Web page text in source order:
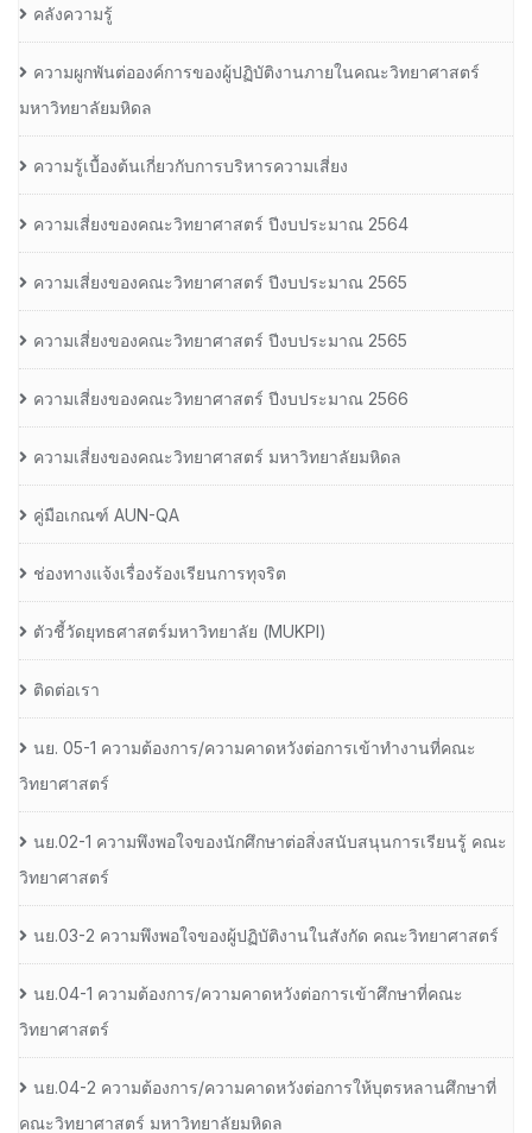
คลังความรู้
ความผูกพันต่อองค์การของผู้ปฏิบัติงานภายในคณะวิทยาศาสตร์
มหาวิทยาลัยมหิดล
ความรู้เบื้องต้นเกี่ยวกับการบริหารความเสี่ยง
ความเสี่ยงของคณะวิทยาศาสตร์ ปีงบประมาณ 2564
ความเสี่ยงของคณะวิทยาศาสตร์ ปีงบประมาณ 2565
ความเสี่ยงของคณะวิทยาศาสตร์ ปีงบประมาณ 2565
ความเสี่ยงของคณะวิทยาศาสตร์ ปีงบประมาณ 2566
ความเสี่ยงของคณะวิทยาศาสตร์ มหาวิทยาลัยมหิดล
คู่มือเกณฑ์ AUN-QA
ช่องทางแจ้งเรื่องร้องเรียนการทุจริต
ตัวชี้วัดยุทธศาสตร์มหาวิทยาลัย (MUKPI)
ติดต่อเรา
นย. 05-1 ความต้องการ/ความคาดหวังต่อการเข้าทำงานที่คณะ
วิทยาศาสตร์
นย.02-1 ความพึงพอใจของนักศึกษาต่อสิ่งสนับสนุนการเรียนรู้ คณะ
วิทยาศาสตร์
นย.03-2 ความพึงพอใจของผู้ปฏิบัติงานในสังกัด คณะวิทยาศาสตร์
นย.04-1 ความต้องการ/ความคาดหวังต่อการเข้าศึกษาที่คณะ
วิทยาศาสตร์
นย.04-2 ความต้องการ/ความคาดหวังต่อการให้บุตรหลานศึกษาที่
คณะวิทยาศาสตร์ มหาวิทยาลัยมหิดล